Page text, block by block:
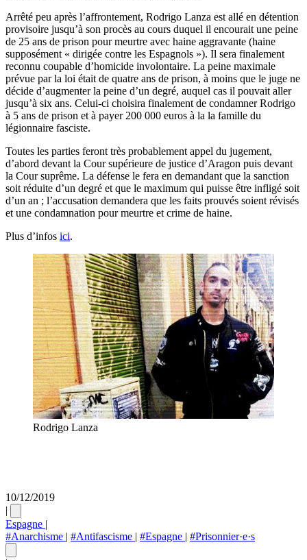
Arrêté peu après l’affrontement, Rodrigo Lanza est allé en détention
provisoire jusqu’à son procès au cours duquel il encourait une peine
de 25 ans de prison pour meurtre avec haine aggravante (haine
supposément « dirigée contre les Espagnols »). Il sera finalement
reconnu coupable d’homicide involontaire. La peine maximale
prévue par la loi était de quatre ans de prison, à moins que le juge ne
décide d’augmenter la peine d’un degré, auquel cas il pouvait aller
jusqu’à six ans. Celui-ci choisira finalement de condamner Rodrigo
à 5 ans de prison et à payer 200 000 euros à la la famille du
légionnaire fasciste.
Toutes les parties feront très probablement appel du jugement,
d’abord devant la Cour supérieure de justice d’Aragon puis devant
la Cour suprême. La défense le fera en demandant que la sanction
soit réduite d’un degré et que le maximum qui puisse être infligé soit
d’un an ; l’accusation demandera que les faits prouvés soient révisés
et une condamnation pour meurtre et crime de haine.
Plus d’infos ici.
Rodrigo Lanza
10/12/2019
|
Espagne |
#Anarchisme | #Antifascisme | #Espagne | #Prisonnier·e·s